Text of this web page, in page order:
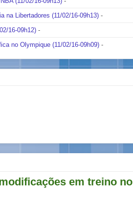
na Libertadores (11/02/16-09h13) -
16-09h12) -
no Olympique (11/02/16-09h09) -
em treino no